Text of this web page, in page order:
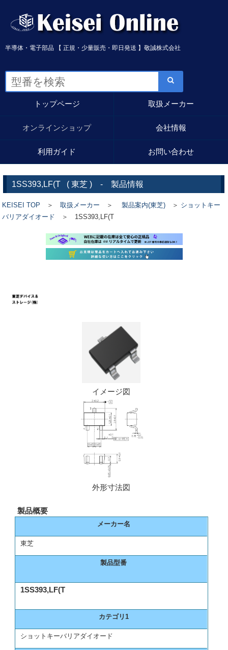
半導体・電子部品 【 正規・少量販売・即日発送 】敬誠株式会社
トップページ 取扱メーカー
オンラインショップ 会社情報
利用ガイド お問い合わせ
1SS393,LF(T (東芝 ) - 製品情報
KEISEI TOP ＞取扱メーカー ＞ 製品案内(東芝) ＞ ショットキー
バリアダイオード ＞ 1SS393,LF(T
イメージ図
外形寸法図
製品概要
メーカー名
東芝
製品型番
1SS393,LF(T
カテゴリ1
ショットキーバリアダイオード